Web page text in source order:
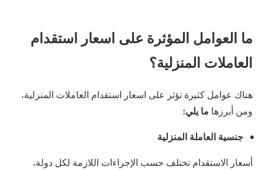
ما العوامل المؤثرة على اسعار استقدام
العاملات المنزلية؟
هناك عوامل كثيرة تؤثر على اسعار استقدام العاملات المنزلية،
ومن أبرزها ما يلي:
جنسية العاملة المنزلية
أسعار الاستقدام تختلف حسب الإجراءات اللازمة لكل دولة،